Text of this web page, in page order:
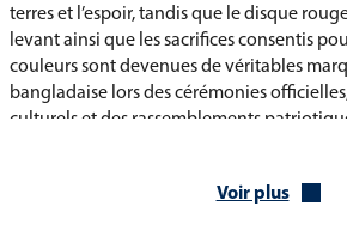
terres et l’espoir, tandis que le disque
levant ainsi que les sacrifices consentis
couleurs sont devenues de véritables
bangladaise lors des cérémonies
culturels et des rassemblements
les célébrations nationales, les fêtes
Voir plus